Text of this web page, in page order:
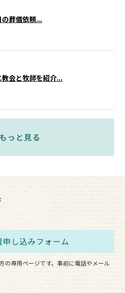
葬儀依頼...
会と牧師を紹介...
もっと見る
し込みフォーム
専用ページです。事前に電話やメール